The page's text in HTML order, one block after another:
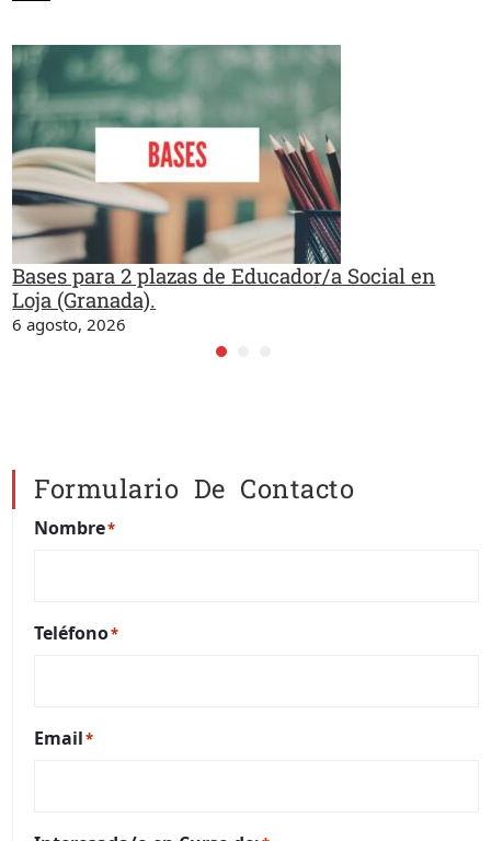
Bases para 2 plazas de Educador/a Social en
Loja (Granada).
6 agosto, 2026
Formulario De Contacto
Nombre*
Teléfono*
Email*